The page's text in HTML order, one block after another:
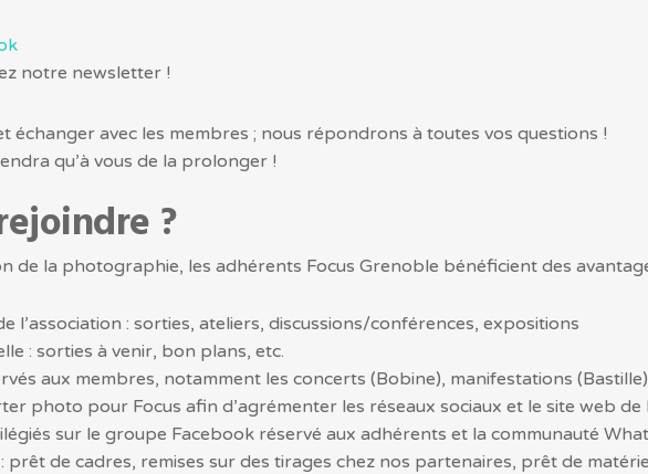
notre newsletter !
échanger avec les membres ; nous répondrons à toutes vos questions !
qu’à vous de la prolonger !
?
de la photographie, les adhérents Focus Grenoble bénéficient des
l’association : sorties, ateliers, discussions/conférences, expositions
: sorties à venir, bon plans, etc.
aux membres, notamment les concerts (Bobine), manifestations
photo pour Focus afin d’agrémenter les réseaux sociaux et le site web de
sur le groupe Facebook réservé aux adhérents et la communauté
prêt de cadres, remises sur des tirages chez nos partenaires, prêt de